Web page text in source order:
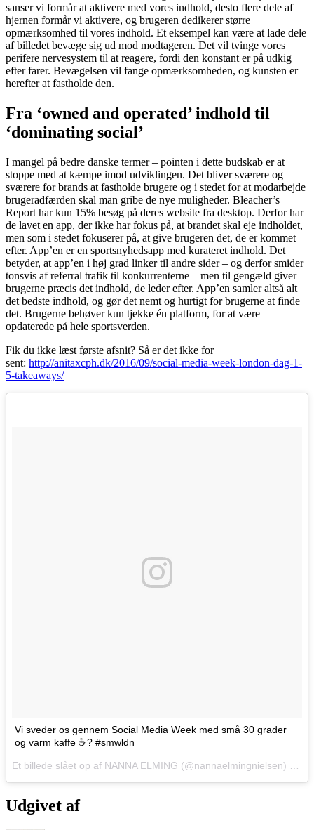
sanser vi formår at aktivere med vores indhold, desto flere dele af
hjernen formår vi aktivere, og brugeren dedikerer større
opmærksomhed til vores indhold. Et eksempel kan være at lade dele
af billedet bevæge sig ud mod modtageren. Det vil tvinge vores
perifere nervesystem til at reagere, fordi den konstant er på udkig
efter farer. Bevægelsen vil fange opmærksomheden, og kunsten er
herefter at fastholde den.
Fra ‘owned and operated’ indhold til
‘dominating social’
I mangel på bedre danske termer – pointen i dette budskab er at
stoppe med at kæmpe imod udviklingen. Det bliver sværere og
sværere for brands at fastholde brugere og i stedet for at modarbejde
brugeradfærden skal man gribe de nye muligheder. Bleacher’s
Report har kun 15% besøg på deres website fra desktop. Derfor har
de lavet en app, der ikke har fokus på, at brandet skal eje indholdet,
men som i stedet fokuserer på, at give brugeren det, de er kommet
efter. App’en er en sportsnyhedsapp med kurateret indhold. Det
betyder, at app’en i høj grad linker til andre sider – og derfor smider
tonsvis af referral trafik til konkurrenterne – men til gengæld giver
brugerne præcis det indhold, de leder efter. App’en samler altså alt
det bedste indhold, og gør det nemt og hurtigt for brugerne at finde
det. Brugerne behøver kun tjekke én platform, for at være
opdaterede på hele sportsverden.
Fik du ikke læst første afsnit? Så er det ikke for
sent: http://anitaxcph.dk/2016/09/social-media-week-london-dag-1-
5-takeaways/
Vi sveder os gennem Social Media Week med små 30 grader
og varm kaffe ☕️? #smwldn
Udgivet af